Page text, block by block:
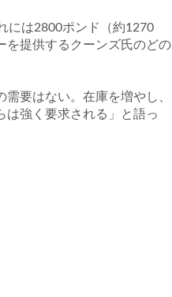
には2800ポンド（約1270
を提供するクーンズ氏のどの
要はない。在庫を増やし、
は強く要求される」と語っ